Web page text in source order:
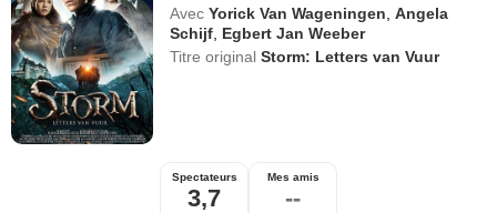
Avec Yorick Van Wageningen ,Angela
Schijf Egbert Jan Weeber
Titre originalStorm: Letters van Vuur
Spectateurs
3,7
Mes amis
--